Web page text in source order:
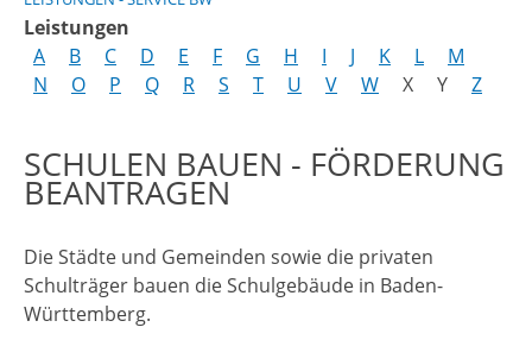
Leistungen
A
B C D E F G H I J K L
M
N
O P Q R S T U V W X Y Z
SCHULEN BAUEN - FÖRDERUNG
BEANTRAGEN
Die Städte und Gemeinden sowie die privaten
Schulträger bauen die Schulgebäude in Baden-
Württemberg.